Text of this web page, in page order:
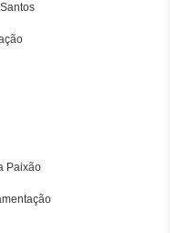
Paixão